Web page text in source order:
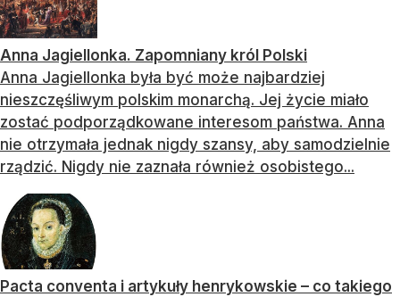
Anna Jagiellonka. Zapomniany król Polski
Anna Jagiellonka była być może najbardziej
nieszczęśliwym polskim monarchą. Jej życie miało
zostać podporządkowane interesom państwa. Anna
nie otrzymała jednak nigdy szansy, aby samodzielnie
rządzić. Nigdy nie zaznała również osobistego...
Pacta conventa i artykuły henrykowskie – co takiego